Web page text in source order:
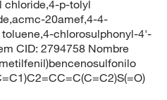
chloride,4-p-tolyl
20amef,4-4-
chlorosulphonyl-4'-
CID: 2794758 Nombre